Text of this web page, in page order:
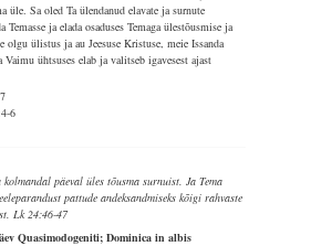
üle. Sa oled Ta ülendanud elavate ja surnute
ja elada osaduses Temaga ülestõusmise ja
olgu ülistus ja au Jeesuse Kristuse, meie Issanda
ühtsuses elab ja valitseb igavesest ajast
6
päeval üles tõusma surnuist. Ja Tema
pattude andeksandmiseks kõigi rahvaste
Lk 24:46-47
Quasimodogeniti; Dominica in albis